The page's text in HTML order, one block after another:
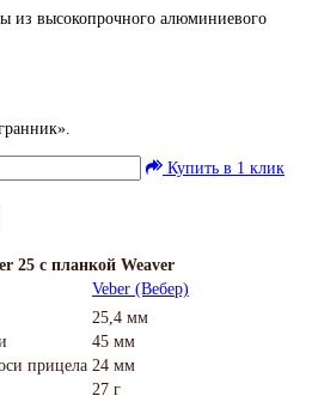
из высокопрочного алюминиевого
Купить в 1 клик
25 с планкой Weaver
Veber (Вебер)
25,4 мм
45 мм
прицела 24 мм
27 г